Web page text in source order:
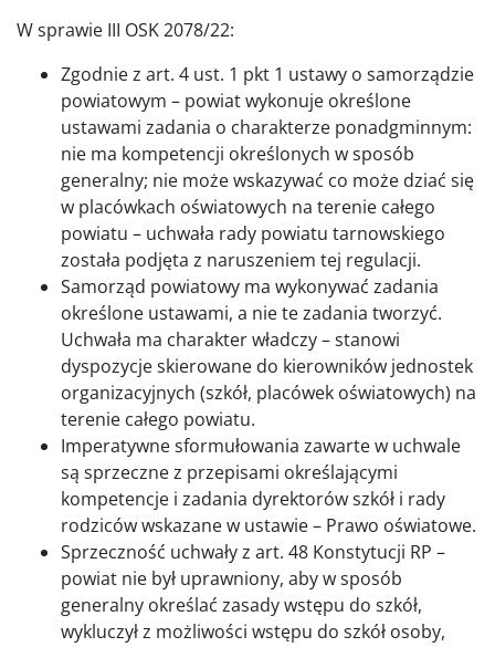
W sprawie III OSK 2078/22:
Zgodnie z art. 4 ust. 1 pkt 1 ustawy o samorządzie
powiatowym – powiat wykonuje określone
ustawami zadania o charakterze ponadgminnym:
nie ma kompetencji określonych w sposób
generalny; nie może wskazywać co może dziać się
w placówkach oświatowych na terenie całego
powiatu – uchwała rady powiatu tarnowskiego
została podjęta z naruszeniem tej regulacji.
Samorząd powiatowy ma wykonywać zadania
określone ustawami, a nie te zadania tworzyć.
Uchwała ma charakter władczy – stanowi
dyspozycje skierowane do kierowników jednostek
organizacyjnych (szkół, placówek oświatowych) na
terenie całego powiatu.
Imperatywne sformułowania zawarte w uchwale
są sprzeczne z przepisami określającymi
kompetencje i zadania dyrektorów szkół i rady
rodziców wskazane w ustawie – Prawo oświatowe.
Sprzeczność uchwały z art. 48 Konstytucji RP –
powiat nie był uprawniony, aby w sposób
generalny określać zasady wstępu do szkół,
wykluczył z możliwości wstępu do szkół osoby,